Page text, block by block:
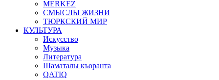
МERKEZ
СМЫСЛЫ ЖИЗНИ
ТЮРКСКИЙ МИР
КУЛЬТУРА
Искусство
Музыка
Литература
Шаматалы къоранта
QATIQ